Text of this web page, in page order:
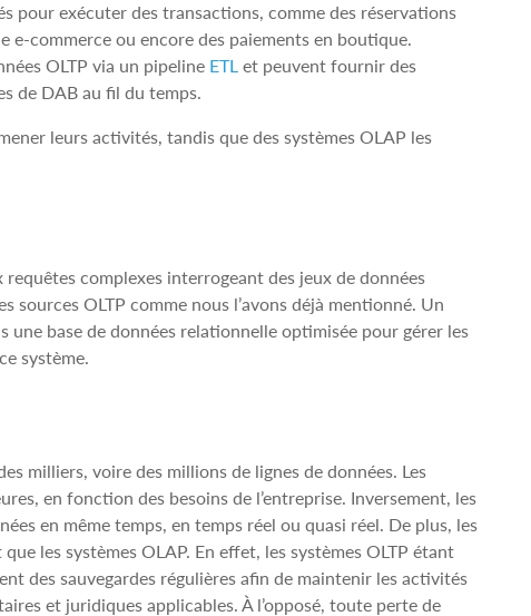
pour exécuter des transactions, comme des réservations
e-commerce ou encore des paiements en boutique.
OLTP via un pipeline ETL et peuvent fournir des
de DAB au fil du temps.
leurs activités, tandis que des systèmes OLAP les
complexes interrogeant des jeux de données
OLTP comme nous l’avons déjà mentionné. Un
base de données relationnelle optimisée pour gérer les
système.
milliers, voire des millions de lignes de données. Les
en fonction des besoins de l’entreprise. Inversement, les
en même temps, en temps réel ou quasi réel. De plus, les
les systèmes OLAP. En effet, les systèmes OLTP étant
des sauvegardes régulières afin de maintenir les activités
et juridiques applicables. À l’opposé, toute perte de